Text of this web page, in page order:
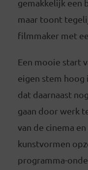
gemakkelijk een
maar toont
filmmaker met
Een mooie start
eigen stem hoog
dat daarnaast
gaan door werk
van de cinema
kunstvormen
programma-